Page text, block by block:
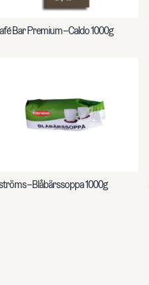
Bar Premium – Caldo 1000g
– Blåbärssoppa 1000g